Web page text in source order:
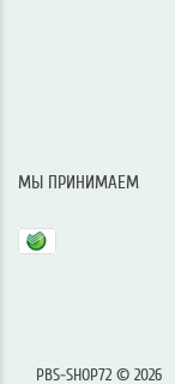
МЫ ПРИНИМАЕМ
PBS-SHOP72 © 2026